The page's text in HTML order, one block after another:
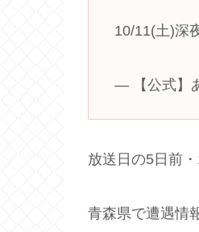
10/11(土)深
— 【公式】
放送日の5日前
青森県で遭遇情